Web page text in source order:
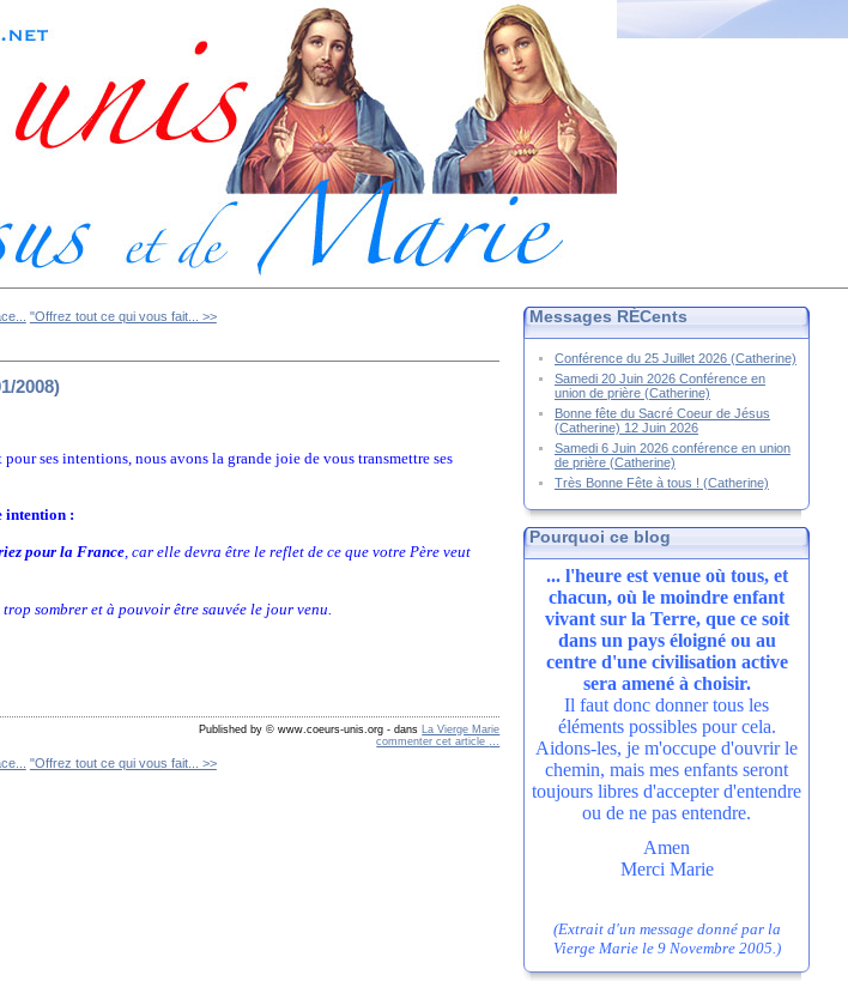
"Offrez tout ce qui vous fait... >>
2008)
ses intentions, nous avons la grande joie de vous transmettre ses
intention :
pour la France, car elle devra être le reflet de ce que votre Père veut
sombrer et à pouvoir être sauvée le jour venu.
Published by © www.coeurs-unis.org - dans La Vierge Marie
commenter cet article …
"Offrez tout ce qui vous fait... >>
Messages RÉCents
Conférence du 25 Juillet 2026 (Catherine)
Samedi 20 Juin 2026 Conférence en
union de prière (Catherine)
Bonne fête du Sacré Coeur de Jésus
(Catherine) 12 Juin 2026
Samedi 6 Juin 2026 conférence en union
de prière (Catherine)
Très Bonne Fête à tous ! (Catherine)
Pourquoi ce blog
... l'heure est venue où tous, et
chacun, où le moindre enfant
vivant sur la Terre, que ce soit
dans un pays éloigné ou au
centre d'une civilisation active
sera amené à choisir.
Il faut donc donner tous les
éléments possibles pour cela.
Aidons-les, je m'occupe d'ouvrir le
chemin, mais mes enfants seront
toujours libres d'accepter d'entendre
ou de ne pas entendre.
Amen
Merci Marie
(Extrait d'un message donné par la
Vierge Marie le 9 Novembre 2005.)